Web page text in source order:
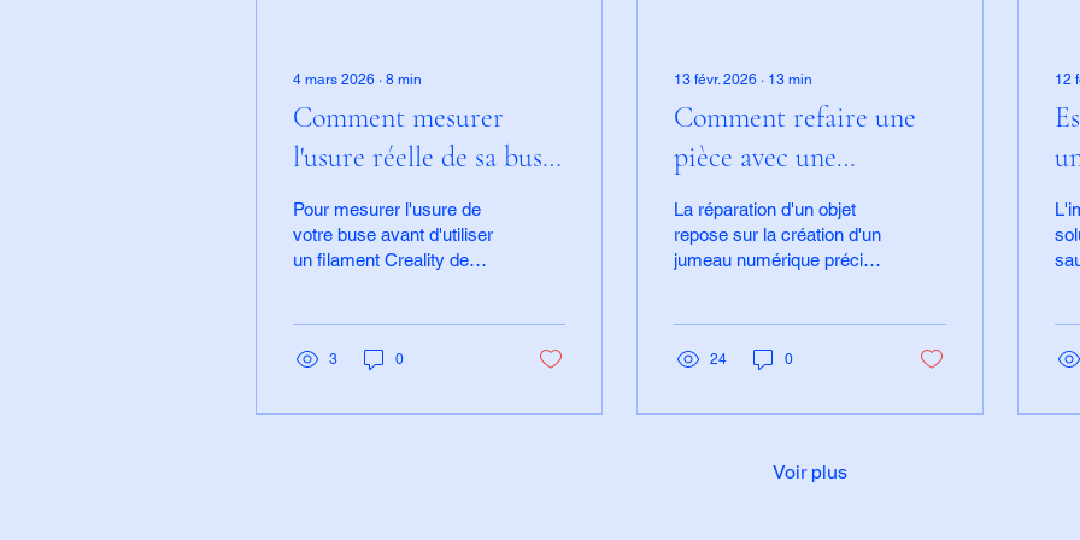
4 mars 2026 ∙ 8 min
Comment mesurer
l'usure réelle de sa buse
quand on va acheter
filament 3D
CRÉALITY chez LV3D
?
Pour mesurer l'usure de
votre buse avant d'utiliser
un filament Creality de
filament extrudé dans le
coulisse. Si la mesure
3 0
13 févr. 2026 ∙ 13 min
Comment refaire une
pièce avec une
imprimante 3D pour
réparer ses objets du
quotidien ?
La réparation d'un objet
repose sur la création d'un
jumeau numérique précis
méthode permet non
l'usage de l'objet, mais
design et la solidité pour
corriger les faiblesses du
24 0
12
?
Voir plus